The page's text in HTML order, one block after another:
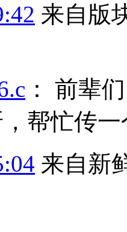
来自版
： 前辈
帮忙传
来自新